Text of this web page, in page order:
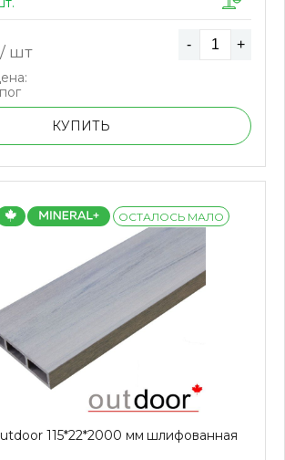
шт - +
КУПИТЬ
ОСТАЛОСЬ МАЛО
115*22*2000 мм шлифованная